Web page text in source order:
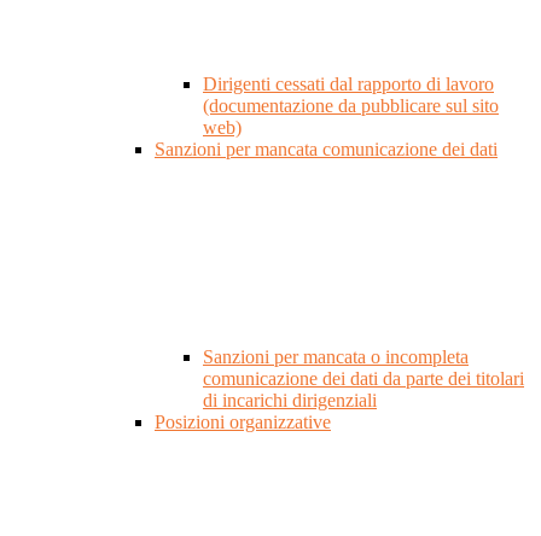
Dirigenti cessati dal rapporto di lavoro
(documentazione da pubblicare sul sito
web)
Sanzioni per mancata comunicazione dei dati
Sanzioni per mancata o incompleta
comunicazione dei dati da parte dei titolari
di incarichi dirigenziali
Posizioni organizzative